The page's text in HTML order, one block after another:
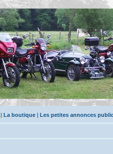
| La boutique | Les petites annonces